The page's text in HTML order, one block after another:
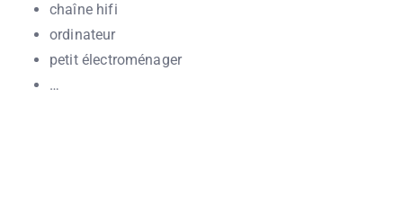
chaîne hifi
ordinateur
petit électroménager
…